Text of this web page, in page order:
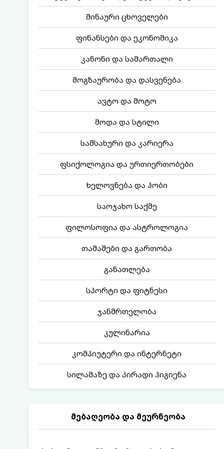
შინაური ცხოველები
ფინანსები და ეკონომიკა
კანონი და სამართალი
მოგზაურობა და დასვენება
ავტო და მოტო
მოდა და სტილი
სამსახური და კარიერა
ფსიქოლოგია და ურთიერთობები
ხელოვნება და ჰობი
საოჯახო საქმე
ფილოსოფია და ასტროლოგია
თამაშები და გართობა
განათლება
სპორტი და ფიტნესი
ჯანმრთელობა
კულინარია
კომპიუტერი და ინტერნეტი
სილამაზე და პირადი ჰიგიენა
მებაღეობა და მეურნეობა